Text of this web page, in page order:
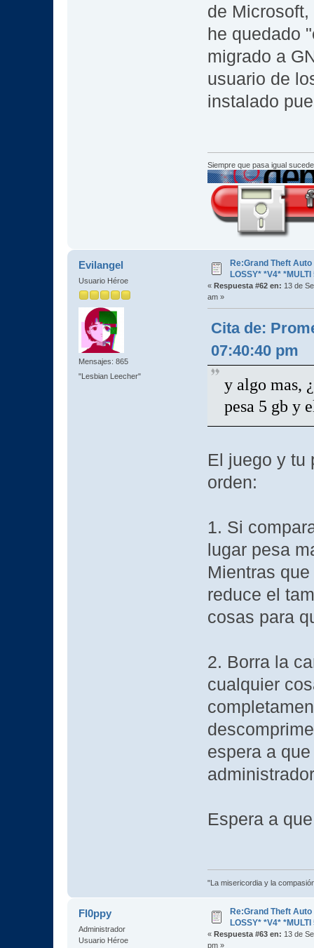
de
he quedado
migrado a
usuario de
instalado
Siempre que pasa igual
Evilangel
Usuario Héroe
Mensajes: 865
"Lesbian Leecher"
Re:Grand Theft
LOSSY* *V4*
« Respuesta #62 en: 13 de
am »
Cita de:
07:40:40 pm
y algo mas,
pesa 5 gb y
El juego y tu
orden:
1. Si
lugar pesa
Mientras
reduce el
cosas para
2. Borra la
cualquier
espera a
Espera a
"La misericordia y la
Fl0ppy
Administrador
Usuario Héroe
Re:Grand Theft
LOSSY* *V4*
« Respuesta #63 en: 13 de
pm »